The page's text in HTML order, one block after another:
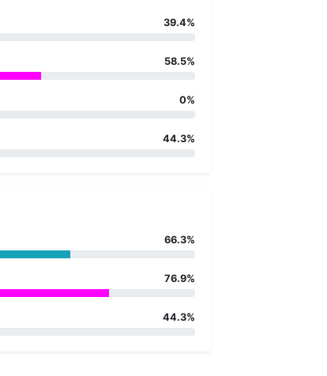
39.4%
58.5%
0%
44.3%
66.3%
76.9%
44.3%